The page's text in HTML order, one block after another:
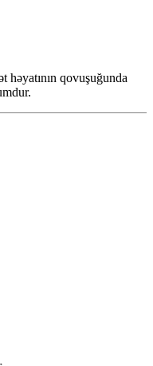
həyatının qovuşuğunda